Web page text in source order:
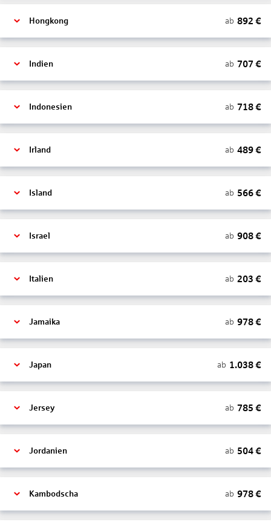
Hongkong ab 892 €
Indien ab 707 €
Indonesien ab 718€
Irland ab 489€
Island ab 566€
Israel ab 908€
Italien ab 203 €
Jamaika ab 978€
Japan ab 1.038€
Jersey ab 785 €
Jordanien ab 504€
Kambodscha ab 978€